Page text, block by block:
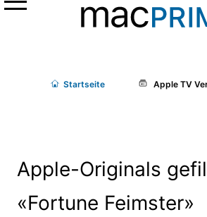
Menü
Startseite Apple TV
Apple-Originals
«Fortune Feimster»